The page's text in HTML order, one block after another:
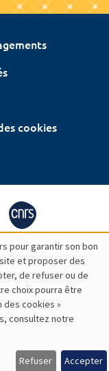
cookies
pour garantir son bon
et proposer des
de refuser ou de
choix pourra être
des cookies »
consultez notre
Refuser Accepter